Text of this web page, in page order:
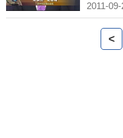
2011-
<